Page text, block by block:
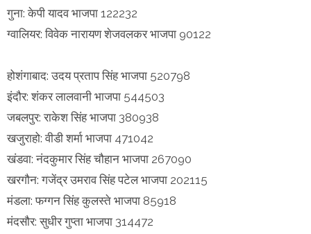
गुना: केपी यादव भाजपा 122232
ग्वालियर: विवेक नारायण शेजवलकर भाजपा 90122
होशंगाबाद: उदय प्रताप सिंह भाजपा 520798
इंदौर: शंकर लालवानी भाजपा 544503
जबलपुर: राकेश सिंह भाजपा 380938
खजुराहो: वीडी शर्मा भाजपा 471042
खंडवा: नंदकुमार सिंह चौहान भाजपा 267090
खरगौन: गजेंद्र उमराव सिंह पटेल भाजपा 202115
मंडला: फग्गन सिंह कुलस्ते भाजपा 85918
मंदसौर: सुधीर गुप्ता भाजपा 314472